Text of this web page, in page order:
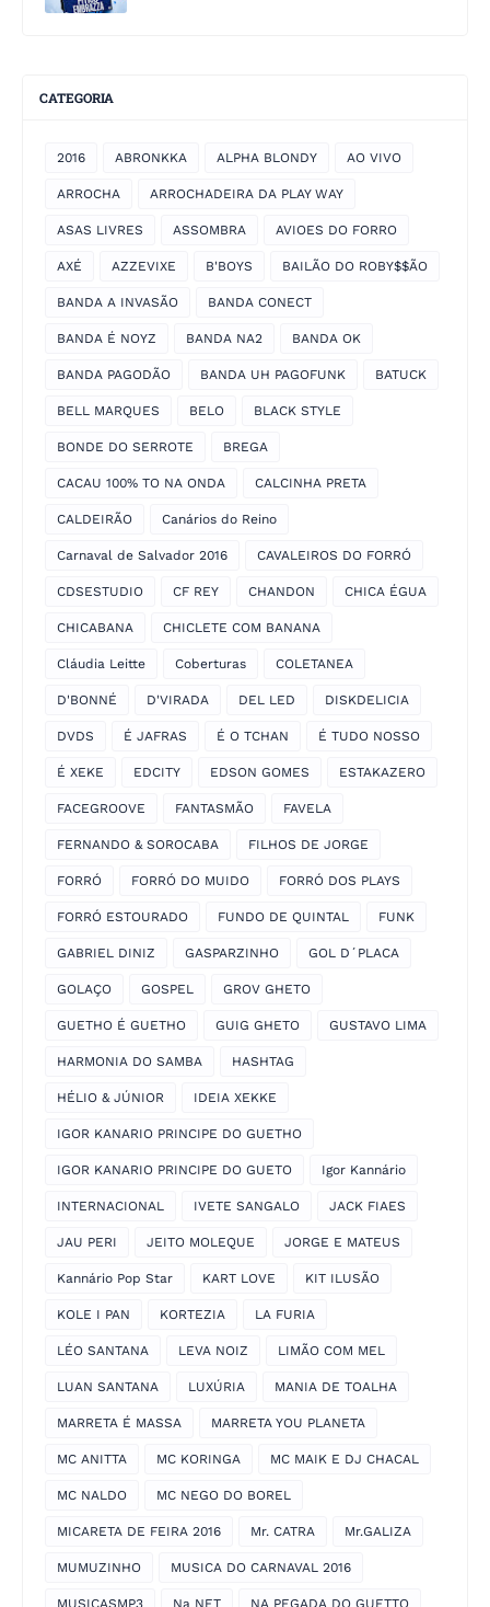
CATEGORIA
2016 ABRONKKA ALPHA BLONDY AO VIVO
ARROCHA ARROCHADEIRA DA PLAY WAY
ASAS LIVRES ASSOMBRA AVIOES DO FORRO
AXÉ AZZEVIXE B'BOYS BAILÃO DO ROBY$$ÃO
BANDA A INVASÃO BANDA CONECT
BANDA É NOYZ BANDA NA2 BANDA OK
BANDA PAGODÃO BANDA UH PAGOFUNK BATUCK
BELL MARQUES BELO BLACK STYLE
BONDE DO SERROTE BREGA
CACAU 100% TO NA ONDA CALCINHA PRETA
CALDEIRÃO Canários do Reino
Carnaval de Salvador 2016 CAVALEIROS DO FORRÓ
CDSESTUDIO CF REY CHANDON CHICA ÉGUA
CHICABANA CHICLETE COM BANANA
Cláudia Leitte Coberturas COLETANEA
D'BONNÉ D'VIRADA DEL LED DISKDELICIA
DVDS É JAFRAS É O TCHAN É TUDO NOSSO
É XEKE EDCITY EDSON GOMES ESTAKAZERO
FACEGROOVE FANTASMÃO FAVELA
FERNANDO & SOROCABA FILHOS DE JORGE
FORRÓ FORRÓ DO MUIDO FORRÓ DOS PLAYS
FORRÓ ESTOURADO FUNDO DE QUINTAL FUNK
GABRIEL DINIZ GASPARZINHO GOL D´PLACA
GOLAÇO GOSPEL GROV GHETO
GUETHO É GUETHO GUIG GHETO GUSTAVO LIMA
HARMONIA DO SAMBA HASHTAG
HÉLIO & JÚNIOR IDEIA XEKKE
IGOR KANARIO PRINCIPE DO GUETHO
IGOR KANARIO PRINCIPE DO GUETO Igor Kannário
INTERNACIONAL IVETE SANGALO JACK FIAES
JAU PERI JEITO MOLEQUE JORGE E MATEUS
Kannário Pop Star KART LOVE KIT ILUSÃO
KOLE I PAN KORTEZIA LA FURIA
LÉO SANTANA LEVA NOIZ LIMÃO COM MEL
LUAN SANTANA LUXÚRIA MANIA DE TOALHA
MARRETA É MASSA MARRETA YOU PLANETA
MC ANITTA MC KORINGA MC MAIK E DJ CHACAL
MC NALDO MC NEGO DO BOREL
MICARETA DE FEIRA 2016 Mr. CATRA Mr.GALIZA
MUMUZINHO MUSICA DO CARNAVAL 2016
MUSICASMP3 Na NET NA PEGADA DO GUETTO